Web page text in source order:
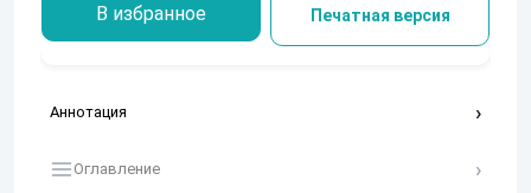
В избранное Печатная версия
Аннотация
Оглавление